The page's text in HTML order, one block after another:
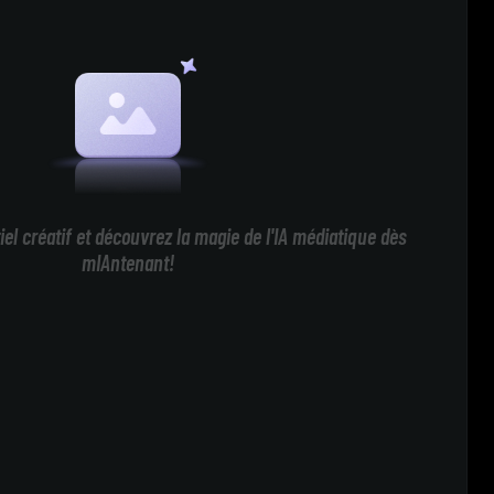
créatif et découvrez la magie de l'IA médiatique dès
mIAntenant!